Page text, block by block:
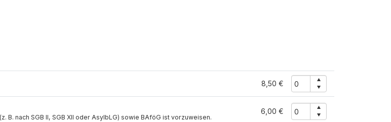
8,50 €
nach SGB II, SGB XII oder AsylbLG) sowie BAföG ist vorzuweisen.
6,00 €